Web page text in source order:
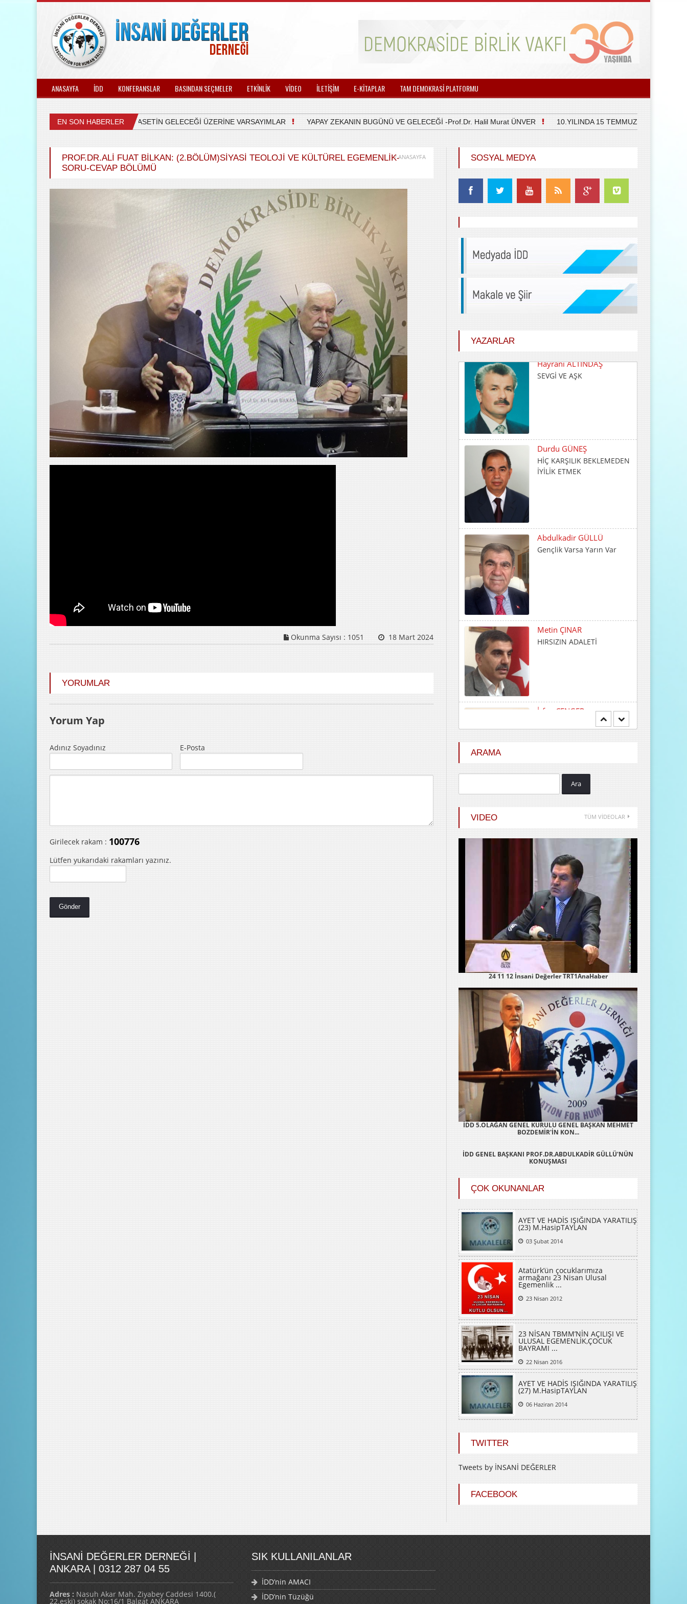
ANASAYFA İDD KONFERANSLAR BASINDAN SEÇMELER ETKİNLİK VİDEO İLETİŞİM E-KİTAPLAR TAM DEMOKRASİ PLATFORMU
EN SON HABERLER
ÜLKEMİZDEKİ SİYASETİN GELECEĞİ ÜZERİNE VARSAYIMLAR YAPAY ZEKANIN BUGÜNÜ VE GELECEĞİ -Prof.Dr. Halil Murat ÜNVER 10.YILINDA 15 TEMMUZ DEMOKRASİ VE
PROF.DR.ALI FUAT BİLKAN: (2.BÖLÜM)SİYASİ TEOLOJİ VE KÜLTÜREL EGEMENLİK-
SORU-CEVAP BÖLÜMÜ
/ ANASAYFA
Okunma Sayısı : 1051 18 Mart 2024
YORUMLAR
Yorum Yap
Adınız Soyadınız E-Posta
Girilecek rakam : 100776
Lütfen yukarıdaki rakamları yazınız.
SOSYAL MEDYA
YAZARLAR
Durdu GÜNEŞ
HİÇ KARŞILIK BEKLEMEDEN
Abdulkadir GÜLLÜ
Gençlik Varsa Yarın Var
Metin ÇINAR
İrfan CENGER
İnsani Değerlerin Temeli
Mehmet BOZDEMİR
YENİ DÜNYA DÜZENİNDE
Hayrani ALTINDAŞ
ARAMA
VIDEO
24 11 12 İnsani Değerler TRT1AnaHaber
İDD 5.OLAĞAN GENEL KURULU GENEL BAŞKAN MEHMET
BOZDEMİR'İN KON...
İDD GENEL BAŞKANI PROF.DR.ABDULKADİR GÜLLÜ'NÜN
KONUŞMASI
ÇOK OKUNANLAR
AYET VE HADİS IŞIĞINDA YARATILIŞ
(23) M.HasipTAYLAN
Atatürk’ün çocuklarımıza
armağanı 23 Nisan Ulusal
Egemenlik ...
23 NİSAN TBMM’NİN AÇILIŞI VE
ULUSAL EGEMENLİK,ÇOCUK
BAYRAMI ...
AYET VE HADİS IŞIĞINDA YARATILIŞ
(27) M.HasipTAYLAN
TWITTER
Tweets by İNSANİ DEĞERLER
FACEBOOK
İNSANI DEĞERLER DERNEĞI |
ANKARA | 0312 287 04 55
Adres : Nasuh Akar Mah. Ziyabey Caddesi 1400.(
22.eski) sokak No:16/1 Balgat ANKARA
SIK KULLANILANLAR
İDD’nin AMACI
İDD’nin Tüzüğü